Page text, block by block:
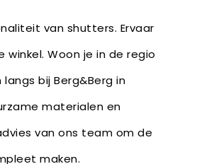
van shutters. Ervaar
Woon je in de regio
bij Berg&Berg in
materialen en
van ons team om de
maken.